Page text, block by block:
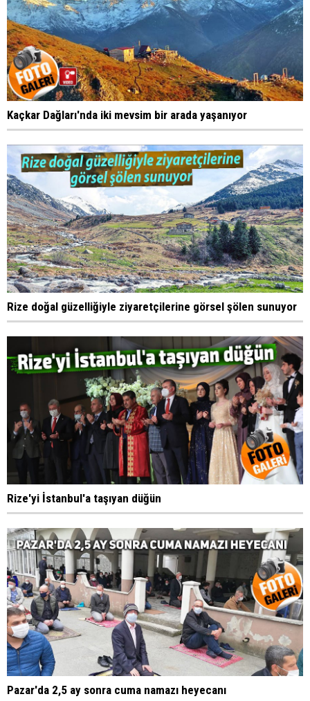
Kaçkar Dağları'nda iki mevsim bir arada yaşanıyor
Rize doğal güzelliğiyle ziyaretçilerine görsel şölen sunuyor
Rize'yi İstanbul'a taşıyan düğün
Pazar'da 2,5 ay sonra cuma namazı heyecanı